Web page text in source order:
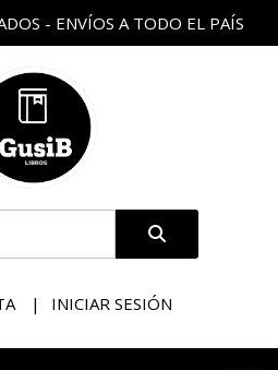
- ENVÍOS A TODO EL PAÍS
INICIAR SESIÓN